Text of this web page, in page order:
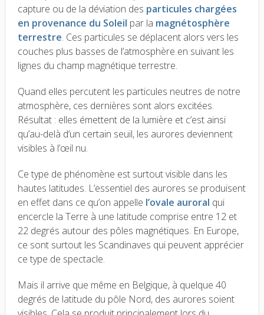
capture ou de la déviation des particules chargées
en provenance du Soleil par la magnétosphère
terrestre. Ces particules se déplacent alors vers les
couches plus basses de l’atmosphère en suivant les
lignes du champ magnétique terrestre.
Quand elles percutent les particules neutres de notre
atmosphère, ces dernières sont alors excitées.
Résultat : elles émettent de la lumière et c’est ainsi
qu’au-delà d’un certain seuil, les aurores deviennent
visibles à l’œil nu.
Ce type de phénomène est surtout visible dans les
hautes latitudes. L’essentiel des aurores se produisent
en effet dans ce qu’on appelle l’ovale auroral qui
encercle la Terre à une latitude comprise entre 12 et
22 degrés autour des pôles magnétiques. En Europe,
ce sont surtout les Scandinaves qui peuvent apprécier
ce type de spectacle.
Mais il arrive que même en Belgique, à quelque 40
degrés de latitude du pôle Nord, des aurores soient